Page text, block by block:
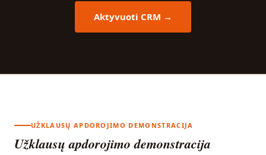
Aktyvuoti CRM →
UŽKLAUSŲ APDOROJIMO DEMONSTRACIJA
Užklausų apdorojimo demonstracija